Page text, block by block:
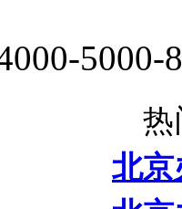
5000-
热
北京